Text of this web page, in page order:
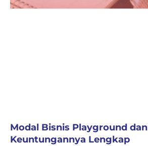
Modal Bisnis Playground dan
Keuntungannya Lengkap